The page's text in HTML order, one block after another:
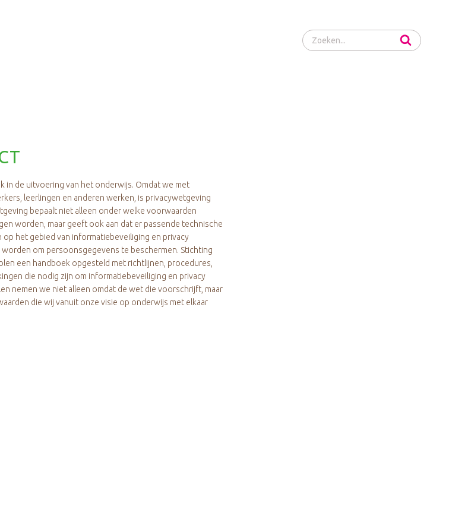
Zoeken...
in de uitvoering van het onderwijs. Omdat we met
leerlingen en anderen werken, is privacywetgeving
bepaalt niet alleen onder welke voorwaarden
worden, maar geeft ook aan dat er passende technische
het gebied van informatiebeveiliging en privacy
om persoonsgegevens te beschermen. Stichting
een handboek opgesteld met richtlijnen, procedures,
die nodig zijn om informatiebeveiliging en privacy
nemen we niet alleen omdat de wet die voorschrijft, maar
die wij vanuit onze visie op onderwijs met elkaar